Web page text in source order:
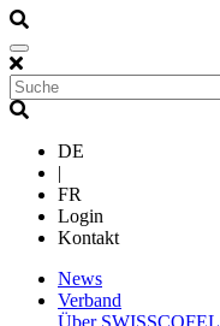
DE
|
FR
Login
Kontakt
News(current)
Verband
Über SWISSCOFEL